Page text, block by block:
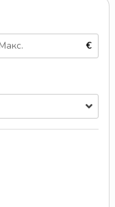
€